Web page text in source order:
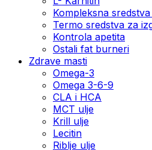
Kompleksna
Termo sredstva za
Kontrola apetita
Ostali fat burneri
Zdrave masti
Omega-3
Omega 3-6-9
CLA i HCA
MCT ulje
Krill ulje
Lecitin
Riblje ulje